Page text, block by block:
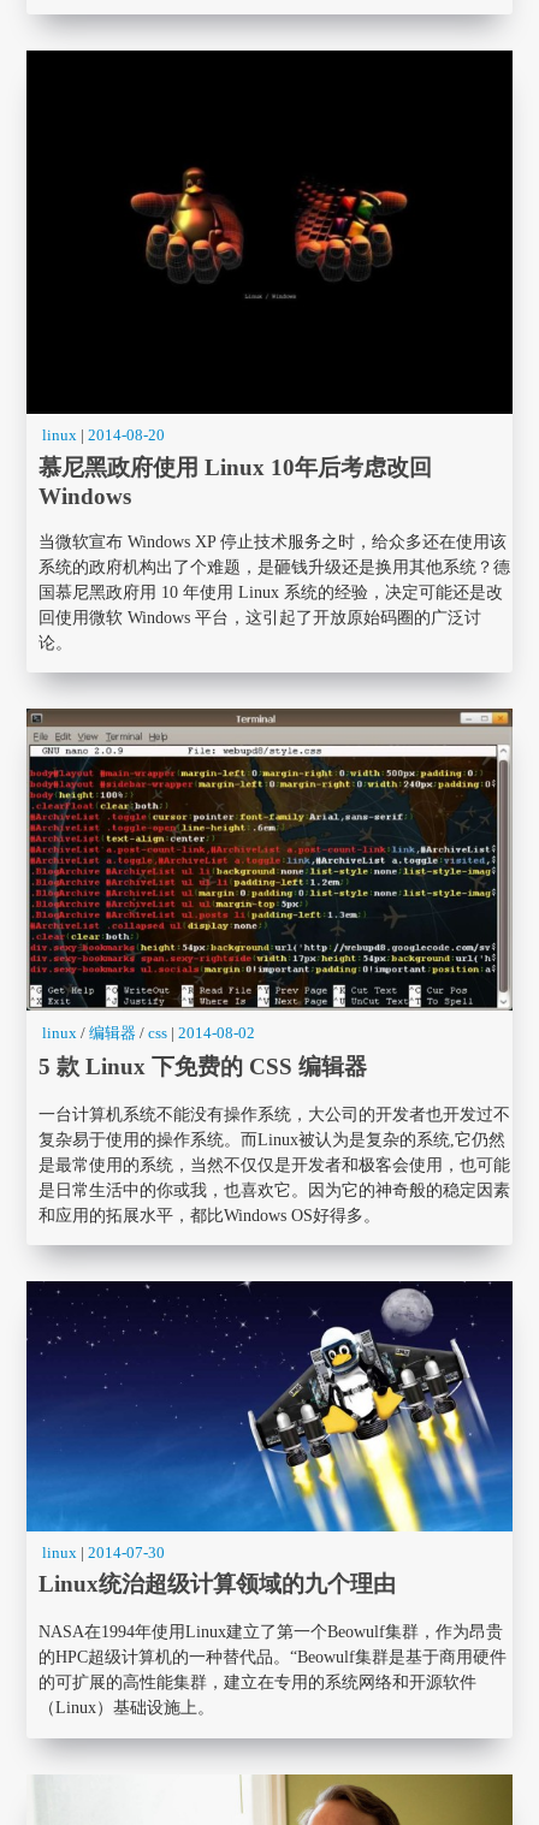
linux |2014-08-20
慕尼黑政府使用 Linux 10年后考虑改回
Windows
当微软宣布 Windows XP 停止技术服务之时，给众多还在使用该
系统的政府机构出了个难题，是砸钱升级还是换用其他系统？德
国慕尼黑政府用 10 年使用 Linux 系统的经验，决定可能还是改
回使用微软 Windows 平台，这引起了开放原始码圈的广泛讨
论。
linux / 编辑器 / css |2014-08-02
5 款 Linux 下免费的 CSS 编辑器
一台计算机系统不能没有操作系统，大公司的开发者也开发过不
复杂易于使用的操作系统。而Linux被认为是复杂的系统,它仍然
是最常使用的系统，当然不仅仅是开发者和极客会使用，也可能
是日常生活中的你或我，也喜欢它。因为它的神奇般的稳定因素
和应用的拓展水平，都比Windows OS好得多。
linux |2014-07-30
Linux统治超级计算领域的九个理由
NASA在1994年使用Linux建立了第一个Beowulf集群，作为昂贵
的HPC超级计算机的一种替代品。“Beowulf集群是基于商用硬件
的可扩展的高性能集群，建立在专用的系统网络和开源软件
（Linux）基础设施上。